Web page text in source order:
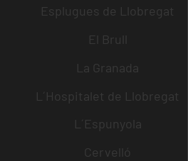
Esplugues de Llobregat
El Brull
La Granada
L´Hospitalet de Llobregat
L´Espunyola
Cervelló